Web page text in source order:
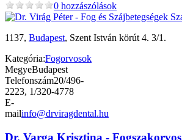
0 hozzászólások
1137, Budapest, Szent István körút 4. 3/1.
Kategória:Fogorvosok
MegyeBudapest
Telefonszám20/496-
2223, 1/320-4778
E-
mailinfo@drviragdental.hu
Dr. Varga Krisztina - Fogszakorvos